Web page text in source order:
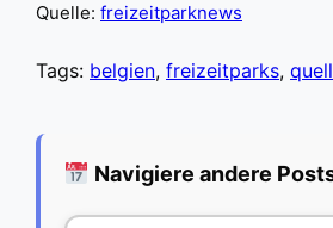
Quelle: freizeitparknews
Tags: belgien, freizeitparks,
Navigiere andere